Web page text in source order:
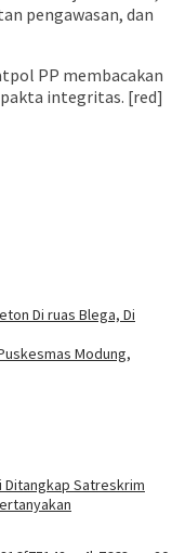
pengawasan, dan
PP membacakan
integritas. [red]
Di ruas Blega, Di
Modung,
Ditangkap Satreskrim